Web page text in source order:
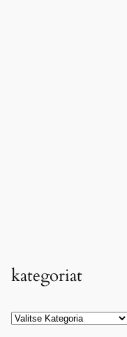
kategoriat
Kategoriat